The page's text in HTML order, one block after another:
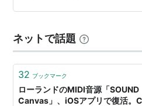
ネットで話題
32 ブックマーク
ローランドのMIDI音源「SOUND
Canvas」、iOSアプリで復活。